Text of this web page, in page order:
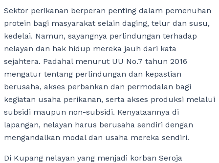
Sektor perikanan berperan penting dalam pemenuhan
protein bagi masyarakat selain daging, telur dan susu,
kedelai. Namun, sayangnya perlindungan terhadap
nelayan dan hak hidup mereka jauh dari kata
sejahtera. Padahal menurut UU No.7 tahun 2016
mengatur tentang perlindungan dan kepastian
berusaha, akses perbankan dan permodalan bagi
kegiatan usaha perikanan, serta akses produksi melalui
subsidi maupun non-subsidi. Kenyataannya di
lapangan, nelayan harus berusaha sendiri dengan
mengandalkan modal dan usaha mereka sendiri.
Di Kupang nelayan yang menjadi korban Seroja